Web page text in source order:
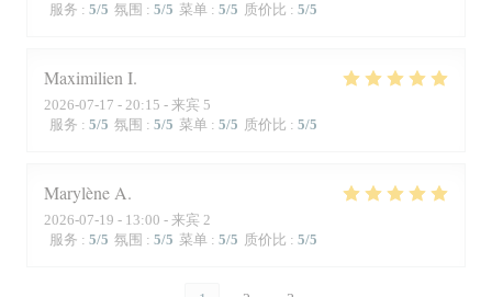
服务 : 5/5 氛围 : 5/5 菜单 : 5/5 质价比 : 5/5
Maximilien I
2026-07-17 - 20:15 - 来宾 5
服务 : 5/5 氛围 : 5/5 菜单 : 5/5 质价比 : 5/5
Marylène A
2026-07-19 - 13:00 - 来宾 2
服务 : 5/5 氛围 : 5/5 菜单 : 5/5 质价比 : 5/5